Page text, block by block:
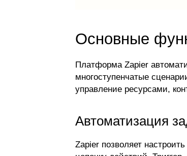
Основные
Платформа Zapier
многоступенчатые
управление ресурсами,
Автоматизация
Zapier позволяет